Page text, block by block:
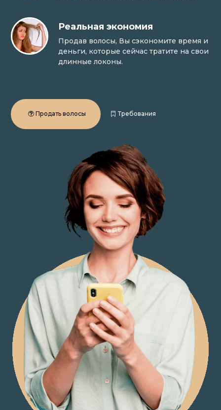
Реальная экономия
Продав волосы, Вы сэкономите время и
деньги, которые сейчас тратите на свои
длинные локоны.
Продать волосы Требования